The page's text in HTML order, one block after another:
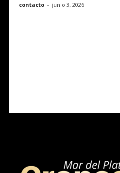
contacto - junio 3, 2026